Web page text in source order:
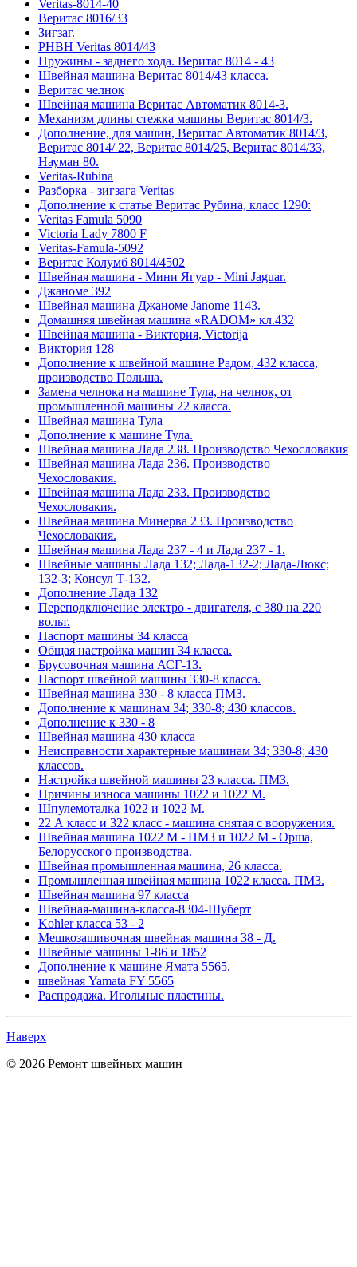
Veritas-8014-40
Веритас 8016/33
Зигзаг.
РНВН Veritas 8014/43
Пружины - заднего хода. Веритас 8014 - 43
Швейная машина Веритас 8014/43 класса.
Веритас челнок
Швейная машина Веритас Автоматик 8014-3.
Механизм длины стежка машины Веритас 8014/3.
Дополнение, для машин, Веритас Автоматик 8014/3,
Веритас 8014/ 22, Веритас 8014/25, Веритас 8014/33,
Науман 80.
Veritas-Rubina
Разборка - зигзага Veritas
Дополнение к статье Веритас Рубина, класс 1290:
Veritas Famula 5090
Victoria Lady 7800 F
Veritas-Famula-5092
Веритас Колумб 8014/4502
Швейная машина - Мини Ягуар - Mini Jaguar.
Джаноме 392
Швейная машина Джаноме Janome 1143.
Домашняя швейная машина «RADOM» кл.432
Швейная машина - Виктория, Victorija
Виктория 128
Дополнение к швейной машине Радом, 432 класса,
производство Польша.
Замена челнока на машине Тула, на челнок, от
промышленной машины 22 класса.
Швейная машина Тула
Дополнение к машине Тула.
Швейная машина Лада 238. Производство Чехословакия
Швейная машина Лада 236. Производство
Чехословакия.
Швейная машина Лада 233. Производство
Чехословакия.
Швейная машина Минерва 233. Производство
Чехословакия.
Швейная машина Лада 237 - 4 и Лада 237 - 1.
Швейные машины Лада 132; Лада-132-2; Лада-Люкс;
132-3; Консул Т-132.
Дополнение Лада 132
Переподключение электро - двигателя, с 380 на 220
вольт.
Паспорт машины 34 класса
Общая настройка машин 34 класса.
Брусовочная машина АСГ-13.
Паспорт швейной машины 330-8 класса.
Швейная машина 330 - 8 класса ПМЗ.
Дополнение к машинам 34; 330-8; 430 классов.
Дополнение к 330 - 8
Швейная машина 430 класса
Неисправности характерные машинам 34; 330-8; 430
классов.
Настройка швейной машины 23 класса. ПМЗ.
Причины износа машины 1022 и 1022 М.
Шпулемоталка 1022 и 1022 М.
22 А класс и 322 класс - машина снятая с вооружения.
Швейная машина 1022 М - ПМЗ и 1022 М - Орша,
Белорусского производства.
Швейная промышленная машина, 26 класса.
Промышленная швейная машина 1022 класса. ПМЗ.
Швейная машина 97 класса
Швейная-машина-класса-8304-Шуберт
Kohler класса 53 - 2
Мешкозашивочная швейная машина 38 - Д.
Швейные машины 1-86 и 1852
Дополнение к машине Ямата 5565.
швейная Yamata FY 5565
Распродажа. Игольные пластины.
Наверх
© 2026 Ремонт швейных машин